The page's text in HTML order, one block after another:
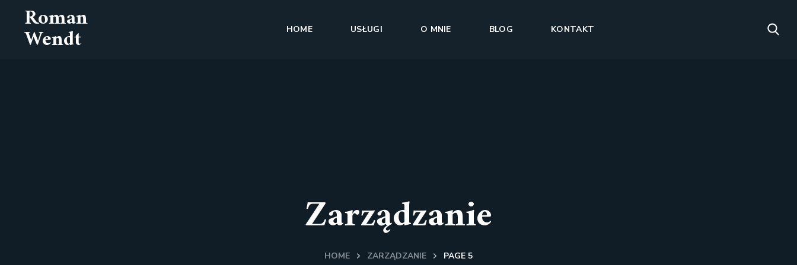
Roman
Wendt HOME USŁUGI O MNIE BLOG KONTAKT
Zarządzanie
HOME ZARZĄDZANIE PAGE 5